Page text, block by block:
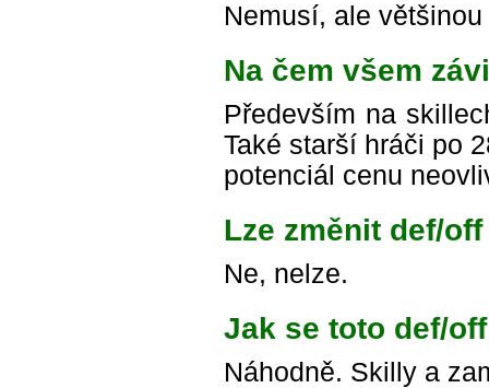
Nemusí, ale většinou
Na čem všem
Především na
Také starší hráči po
potenciál cenu
Lze změnit def/
Ne, nelze.
Jak se toto def/
Náhodně. Skilly a